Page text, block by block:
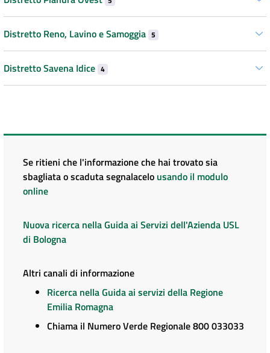
Distretto Reno, Lavino e Samoggia 5
Distretto Savena Idice 4
Se ritieni che l'informazione che hai trovato sia
sbagliata o scaduta segnalacelo usando il modulo
online
Nuova ricerca nella Guida ai Servizi dell'Azienda USL
di Bologna
Altri canali di informazione
Ricerca nella Guida ai servizi della Regione
Emilia Romagna
Chiama il Numero Verde Regionale 800 033033